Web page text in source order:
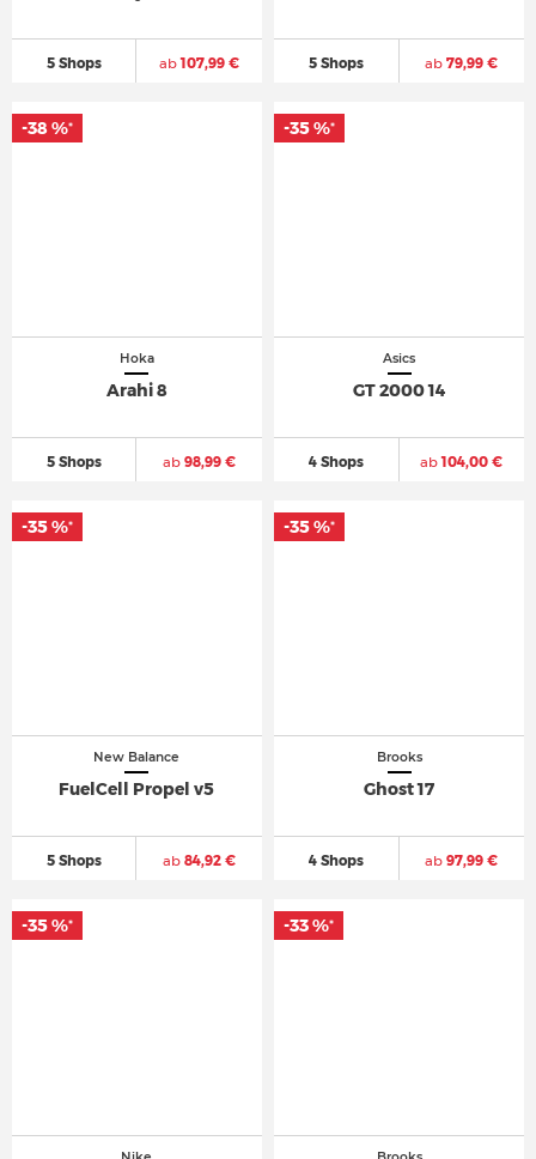
5 Shops ab107,99 € 5 Shops ab 79,99 €
Hoka
Arahi 8
5 Shops ab98,99 €
-38 %*
Asics
GT 2000 14
4 Shops ab104,00 €
-35 %*
New Balance
FuelCell Propel v5
5 Shops ab84,92 €
-35 %*
Brooks
Ghost 17
4 Shops ab 97,99 €
-35 %*
-35 %* -33 %*